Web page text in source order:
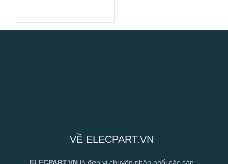
VỀ ELECPART.VN
ELECPART.VN là đơn vị chuyên phân phối các sản